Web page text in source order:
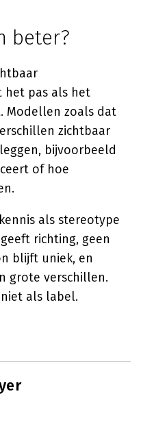
beter?
het pas als het
Modellen zoals dat
zichtbaar
bijvoorbeeld
of hoe
als stereotype
richting, geen
blijft uniek, en
grote verschillen.
als label.